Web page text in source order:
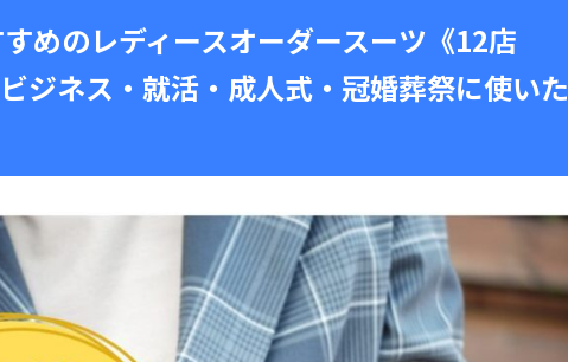
めのレディースオーダースーツ《12店
ジネス・就活・成人式・冠婚葬祭に使いた